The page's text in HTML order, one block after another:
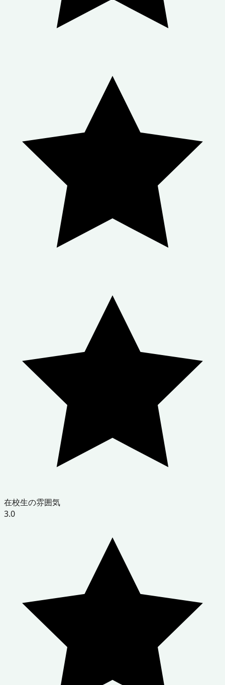
在校生の雰囲気
3.0